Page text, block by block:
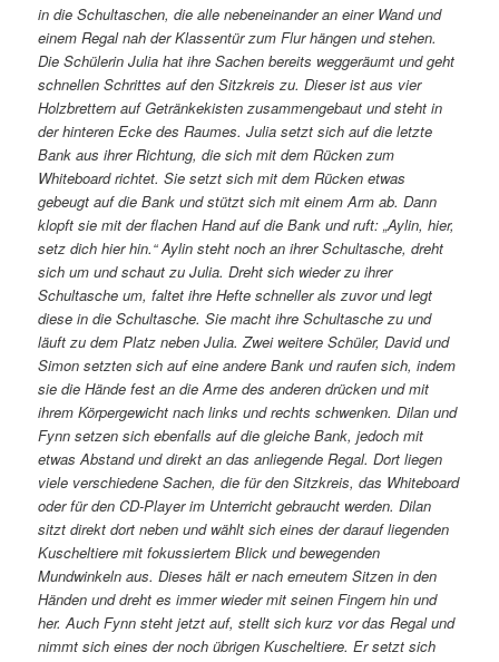
in die Schultaschen, die alle nebeneinander an einer Wand und
einem Regal nah der Klassentür zum Flur hängen und stehen.
Die Schülerin Julia hat ihre Sachen bereits weggeräumt und geht
schnellen Schrittes auf den Sitzkreis zu. Dieser ist aus vier
Holzbrettern auf Getränkekisten zusammengebaut und steht in
der hinteren Ecke des Raumes. Julia setzt sich auf die letzte
Bank aus ihrer Richtung, die sich mit dem Rücken zum
Whiteboard richtet. Sie setzt sich mit dem Rücken etwas
gebeugt auf die Bank und stützt sich mit einem Arm ab. Dann
klopft sie mit der flachen Hand auf die Bank und ruft: „Aylin, hier,
setz dich hier hin.“ Aylin steht noch an ihrer Schultasche, dreht
sich um und schaut zu Julia. Dreht sich wieder zu ihrer
Schultasche um, faltet ihre Hefte schneller als zuvor und legt
diese in die Schultasche. Sie macht ihre Schultasche zu und
läuft zu dem Platz neben Julia. Zwei weitere Schüler, David und
Simon setzten sich auf eine andere Bank und raufen sich, indem
sie die Hände fest an die Arme des anderen drücken und mit
ihrem Körpergewicht nach links und rechts schwenken. Dilan und
Fynn setzen sich ebenfalls auf die gleiche Bank, jedoch mit
etwas Abstand und direkt an das anliegende Regal. Dort liegen
viele verschiedene Sachen, die für den Sitzkreis, das Whiteboard
oder für den CD-Player im Unterricht gebraucht werden. Dilan
sitzt direkt dort neben und wählt sich eines der darauf liegenden
Kuscheltiere mit fokussiertem Blick und bewegenden
Mundwinkeln aus. Dieses hält er nach erneutem Sitzen in den
Händen und dreht es immer wieder mit seinen Fingern hin und
her. Auch Fynn steht jetzt auf, stellt sich kurz vor das Regal und
nimmt sich eines der noch übrigen Kuscheltiere. Er setzt sich